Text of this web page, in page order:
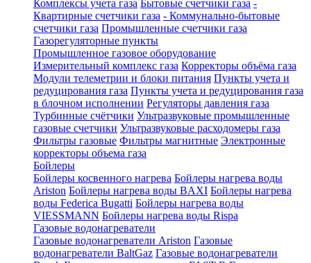
Комплексы учета газа Бытовые счетчики газа -
Квартирные счетчики газа - Коммунально-бытовые
счетчики газа Промышленные счетчики газа
Газорегуляторные пункты
Промышленное газовое оборудование
Измерительный комплекс газа Корректоры объёма газа
Модули телеметрии и блоки питания Пункты учета и
редуцирования газа Пункты учета и редуцирования газа
в блочном исполнении Регуляторы давления газа
Турбинные счётчики Ультразвуковые промышленные
газовые счетчики Ультразвуковые расходомеры газа
Фильтры газовые Фильтры магнитные Электронные
корректоры объема газа
Бойлеры
Бойлеры косвенного нагрева Бойлеры нагрева воды
Ariston Бойлеры нагрева воды BAXI Бойлеры нагрева
воды Federica Bugatti Бойлеры нагрева воды
VIESSMANN Бойлеры нагрева воды Rispa
Газовые водонагреватели
Газовые водонагреватели Ariston Газовые
водонагреватели BaltGaz Газовые водонагреватели